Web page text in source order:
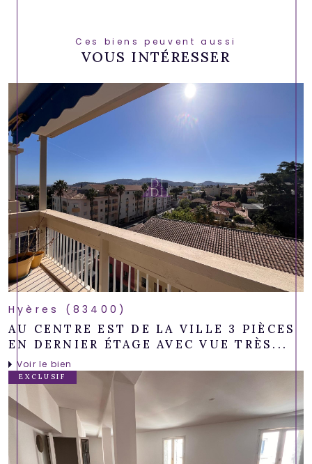
Ces biens peuvent aussi
VOUS INTÉRESSER
Hyères (83400)
AU CENTRE EST DE LA VILLE 3 PIÈCES
EN DERNIER ÉTAGE AVEC VUE TRÈS...
Voir le bien
EXCLUSIF